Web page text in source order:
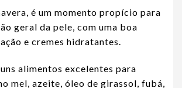
é um momento propício para
geral da pele, com uma boa
e cremes hidratantes.
alimentos excelentes para
mel, azeite, óleo de girassol, fubá,